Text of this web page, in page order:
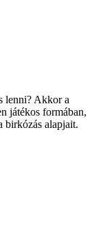
lenni? Akkor a
játékos formában,
birkózás alapjait.